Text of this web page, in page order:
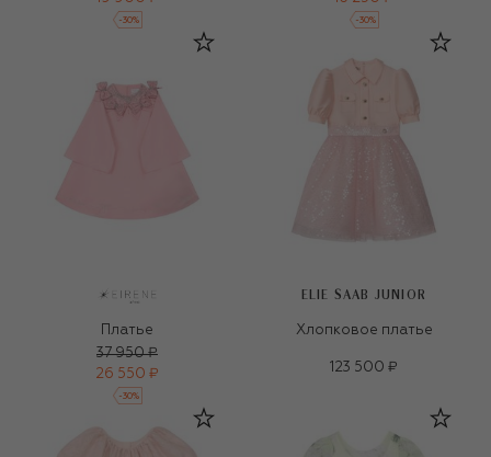
-30% -30%
Платье
37 950 ₽
26 550 ₽
-30%
ELIE SAAB JUNIOR
Хлопковое платье
123 500 ₽